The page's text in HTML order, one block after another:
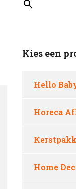
Kies een
Hello
Horeca
Home